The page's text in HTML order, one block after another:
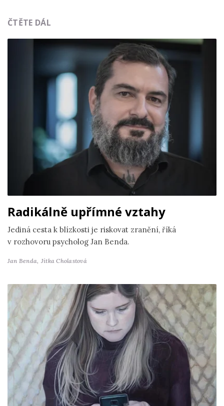
ČTĚTE DÁL
Radikálně upřímné vztahy
Jediná cesta k blízkosti je riskovat zranění, říká
v rozhovoru psycholog Jan Benda.
Jan Benda, Jitka Cholastová